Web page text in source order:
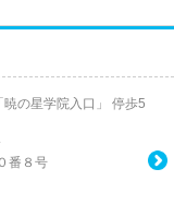
暁の星学院入口」 停歩5
番８号